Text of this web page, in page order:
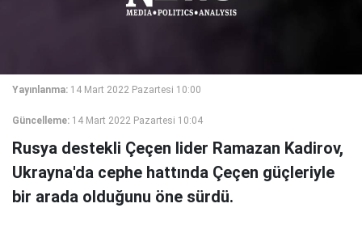
Yayınlanma: 14 Mart 2022 Pazartesi 10:00
Güncelleme: 14 Mart 2022 Pazartesi 10:04
Rusya destekli Çeçen lider Ramazan Kadirov,
Ukrayna'da cephe hattında Çeçen güçleriyle
bir arada olduğunu öne sürdü.